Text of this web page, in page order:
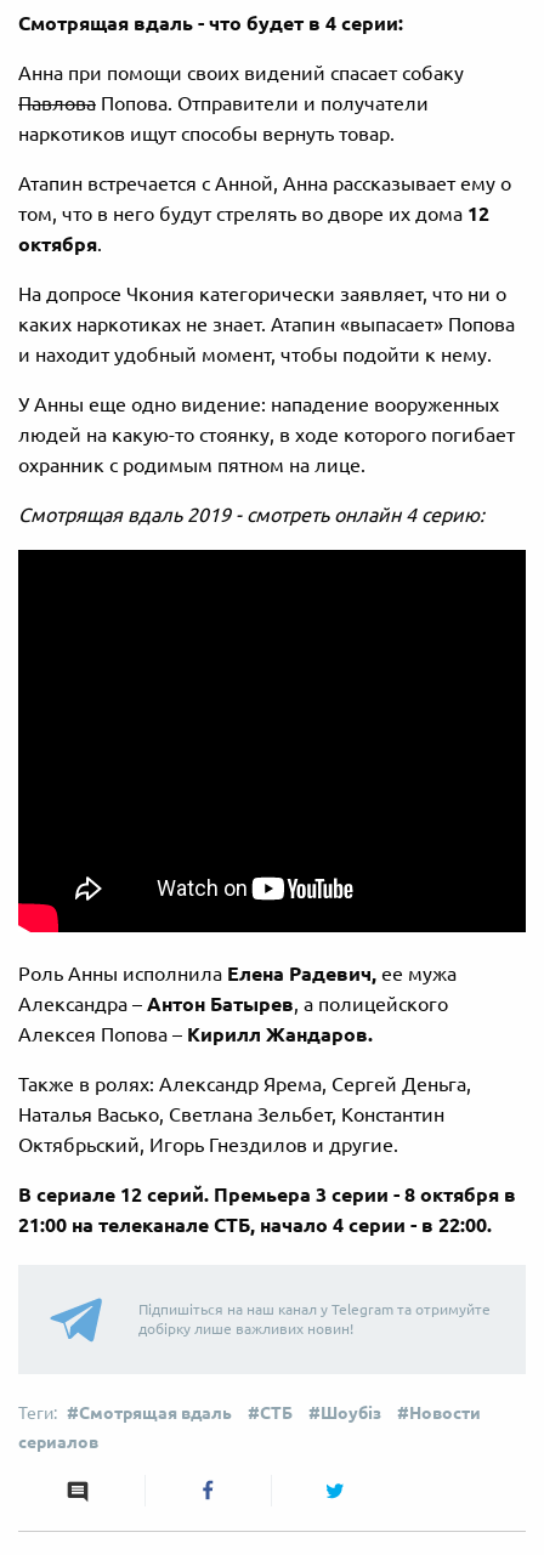
Смотрящая вдаль - что будет в 4 серии:
Анна при помощи своих видений спасает собаку
Павлова Попова. Отправители и получатели
наркотиков ищут способы вернуть товар.
Атапин встречается с Анной, Анна рассказывает ему о
том, что в него будут стрелять во дворе их дома 12
октября.
На допросе Чкония категорически заявляет, что ни о
каких наркотиках не знает. Атапин «выпасает» Попова
и находит удобный момент, чтобы подойти к нему.
У Анны еще одно видение: нападение вооруженных
людей на какую-то стоянку, в ходе которого погибает
охранник с родимым пятном на лице.
Смотрящая вдаль 2019 - смотреть онлайн 4 серию:
Роль Анны исполнила Елена Радевич, ее мужа
Александра – Антон Батырев, а полицейского
Алексея Попова – Кирилл Жандаров.
Также в ролях: Александр Ярема, Сергей Деньга,
Наталья Васько, Светлана Зельбет, Константин
Октябрьский, Игорь Гнездилов и другие.
В сериале 12 серий. Премьера 3 серии - 8 октября в
21:00 на телеканале СТБ, начало 4 серии - в 22:00.
Підпишіться на наш канал у Telegram та отримуйте
добірку лише важливих новин!
Смотрящая вдаль СТБ Шоубіз
Новости
сериалов